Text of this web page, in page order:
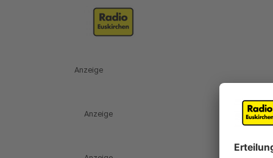
Anzeige
Anzeige